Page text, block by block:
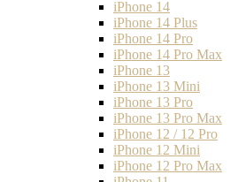
iPhone 14
iPhone 14 Plus
iPhone 14 Pro
iPhone 14 Pro Max
iPhone 13
iPhone 13 Mini
iPhone 13 Pro
iPhone 13 Pro Max
iPhone 12 / 12 Pro
iPhone 12 Mini
iPhone 12 Pro Max